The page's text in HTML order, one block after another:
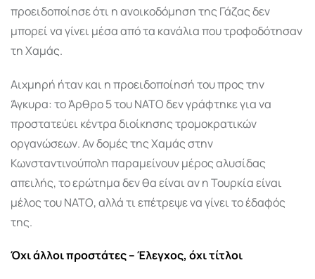
προειδοποίησε ότι η ανοικοδόμηση της Γάζας δεν
μπορεί να γίνει μέσα από τα κανάλια που τροφοδότησαν
τη Χαμάς.
Αιχμηρή ήταν και η προειδοποίησή του προς την
Άγκυρα: το Άρθρο 5 του ΝΑΤΟ δεν γράφτηκε για να
προστατεύει κέντρα διοίκησης τρομοκρατικών
οργανώσεων. Αν δομές της Χαμάς στην
Κωνσταντινούπολη παραμείνουν μέρος αλυσίδας
απειλής, το ερώτημα δεν θα είναι αν η Τουρκία είναι
μέλος του ΝΑΤΟ, αλλά τι επέτρεψε να γίνει το έδαφός
της.
Όχι άλλοι προστάτες – Έλεγχος, όχι τίτλοι